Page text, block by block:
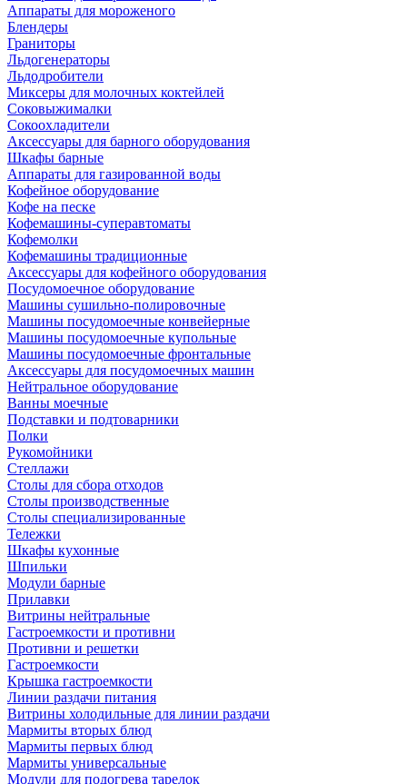
Аппараты для мороженого
Блендеры
Граниторы
Льдогенераторы
Льдодробители
Миксеры для молочных коктейлей
Соковыжималки
Сокоохладители
Аксессуары для барного оборудования
Шкафы барные
Аппараты для газированной воды
Кофейное оборудование
Кофе на песке
Кофемашины-суперавтоматы
Кофемолки
Кофемашины традиционные
Аксессуары для кофейного оборудования
Посудомоечное оборудование
Машины сушильно-полировочные
Машины посудомоечные конвейерные
Машины посудомоечные купольные
Машины посудомоечные фронтальные
Аксессуары для посудомоечных машин
Нейтральное оборудование
Ванны моечные
Подставки и подтоварники
Полки
Рукомойники
Стеллажи
Столы для сбора отходов
Столы производственные
Столы специализированные
Тележки
Шкафы кухонные
Шпильки
Модули барные
Прилавки
Витрины нейтральные
Гастроемкости и противни
Противни и решетки
Гастроемкости
Крышка гастроемкости
Линии раздачи питания
Витрины холодильные для линии раздачи
Мармиты вторых блюд
Мармиты первых блюд
Мармиты универсальные
Модули для подогрева тарелок